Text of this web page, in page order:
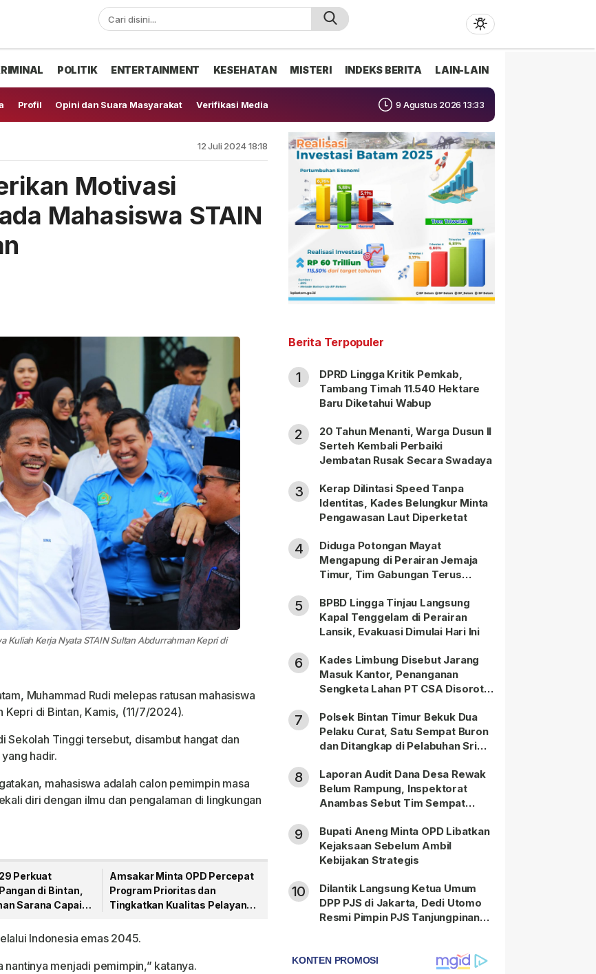
POLITIK ENTERTAINMENT KESEHATAN MISTERI INDEKS BERITA LAIN-LAIN
Profil Opini dan Suara Masyarakat Verifikasi Media 9 Agustus 2026 13:33
12 Juli 2024 18:18
Motivasi
Mahasiswa STAIN
Kerja Nyata STAIN Sultan Abdurrahman Kepri di
Muhammad Rudi melepas ratusan mahasiswa
Kepri di Bintan, Kamis, (11/7/2024).
Sekolah Tinggi tersebut, disambut hangat dan
hadir.
mahasiswa adalah calon pemimpin masa
diri dengan ilmu dan pengalaman di lingkungan
Perkuat
di Bintan,
Sarana Capai
Amsakar Minta OPD Percepat
Program Prioritas dan
Tingkatkan Kualitas Pelayanan
Indonesia emas 2045.
nantinya menjadi pemimpin,” katanya.
Berita Terpopuler
1
DPRD Lingga Kritik Pemkab,
Tambang Timah 11.540 Hektare
Baru Diketahui Wabup
2
20 Tahun Menanti, Warga Dusun II
Serteh Kembali Perbaiki
Jembatan Rusak Secara Swadaya
3
Kerap Dilintasi Speed Tanpa
Identitas, Kades Belungkur Minta
Pengawasan Laut Diperketat
4
Diduga Potongan Mayat
Mengapung di Perairan Jemaja
Timur, Tim Gabungan Terus
5
BPBD Lingga Tinjau Langsung
Kapal Tenggelam di Perairan
Lansik, Evakuasi Dimulai Hari Ini
6
Kades Limbung Disebut Jarang
Masuk Kantor, Penanganan
Sengketa Lahan PT CSA Disorot
7
Polsek Bintan Timur Bekuk Dua
Pelaku Curat, Satu Sempat Buron
dan Ditangkap di Pelabuhan Sri
8
Laporan Audit Dana Desa Rewak
Belum Rampung, Inspektorat
Anambas Sebut Tim Sempat
9
Bupati Aneng Minta OPD Libatkan
Kejaksaan Sebelum Ambil
Kebijakan Strategis
10
Dilantik Langsung Ketua Umum
DPP PJS di Jakarta, Dedi Utomo
Resmi Pimpin PJS Tanjungpinang-